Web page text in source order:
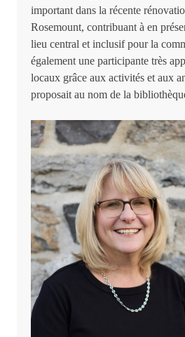
important dans la récente
Rosemount, contribuant à en
lieu central et inclusif pour la
également une participante très
locaux grâce aux activités et aux
proposait au nom de la